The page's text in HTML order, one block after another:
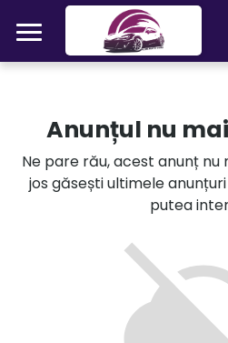
Mergi direct la conținutul
Autoturisme
Motociclete
Autoutilitare
Alte tipuri vehicule
Anunțul nu
Ne pare rău, acest anunț nu
jos găsești ultimele
putea